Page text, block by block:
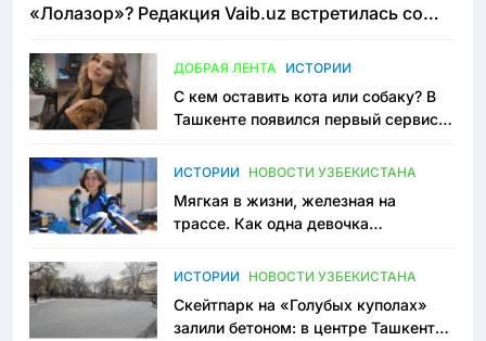
«Лолазор»? Редакция Vaib.uz встретилась со
ДОБРАЯ ЛЕНТА ИСТОРИИ
С кем оставить кота или собаку? В
Ташкенте появился первый сервис
ИСТОРИИ НОВОСТИ УЗБЕКИСТАНА
Мягкая в жизни, железная на
трассе. Как одна девочка
Узбекистане
ИСТОРИИ НОВОСТИ УЗБЕКИСТАНА
Скейтпарк на «Голубых куполах»
залили бетоном: в центре Ташкента